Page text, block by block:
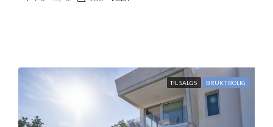
TIL SALGS BRUKT BOLIG